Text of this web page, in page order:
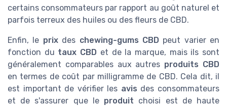
certains consommateurs par rapport au goût naturel et
parfois terreux des huiles ou des fleurs de CBD.
Enfin, le prixdes chewing-gums CBD peut varier en
fonction du taux CBD et de la marque, mais ils sont
généralement comparables aux autres produits CBD
en termes de coût par milligramme de CBD. Cela dit, il
est important de vérifier les avis des consommateurs
et de s'assurer que le produit choisi est de haute